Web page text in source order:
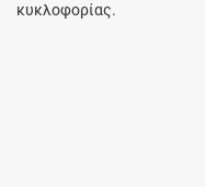
κυκλοφορίας.